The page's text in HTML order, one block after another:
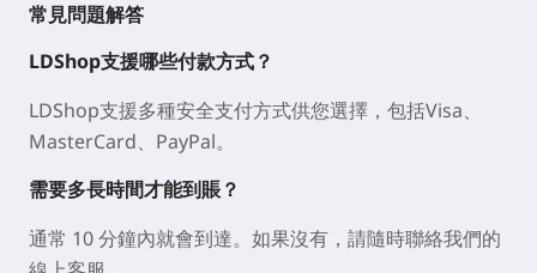
常見問題解答
LDShop支援哪些付款方式？
LDShop支援多種安全支付方式供您選擇，包括Visa、
MasterCard、PayPal。
需要多長時間才能到賬？
通常 10 分鐘內就會到達。如果沒有，請隨時聯絡我們的